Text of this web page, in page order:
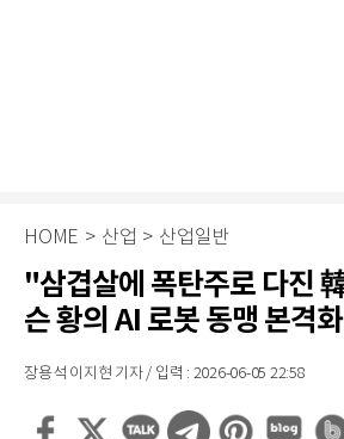
HOME > 산업 > 산업일반
"삼겹살에 폭탄주로 다진
슨 황의 AI 로봇 동맹 본격
장용석 이지현 기자 / 입력 : 2026-06-05 22:58